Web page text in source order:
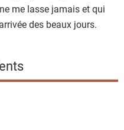
me lasse jamais et qui
des beaux jours.